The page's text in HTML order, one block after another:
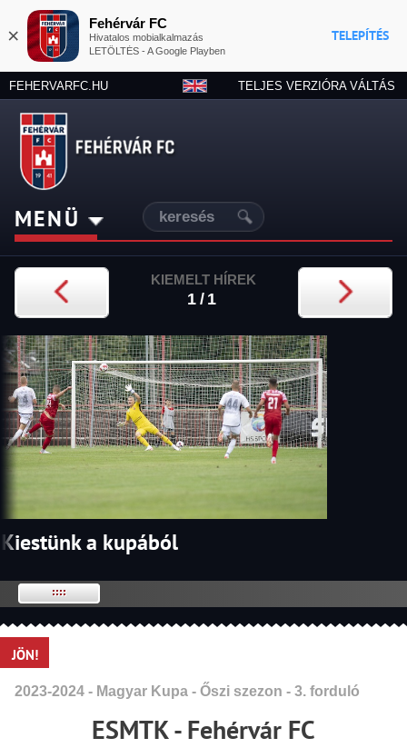
×
Fehérvár FC
Hivatalos mobialkalmazás
LETÖLTÉS - A Google Playben
TELEPÍTÉS
FEHERVARFC.HU TELJES VERZIÓRA VÁLTÁS
MENÜ
KIEMELT HÍREK
1/1
Kiestünk a kupából
JÖN!
2023-2024 - Magyar Kupa - Őszi szezon - 3. forduló
ESMTK - Fehérvár FC